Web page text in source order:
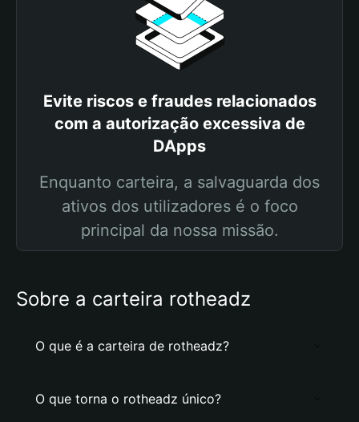
Evite riscos e fraudes relacionados
com a autorização excessiva de
DApps
Enquanto carteira, a salvaguarda dos
ativos dos utilizadores é o foco
principal da nossa missão.
Sobre a carteira rotheadz
O que é a carteira de rotheadz?
O que torna o rotheadz único?